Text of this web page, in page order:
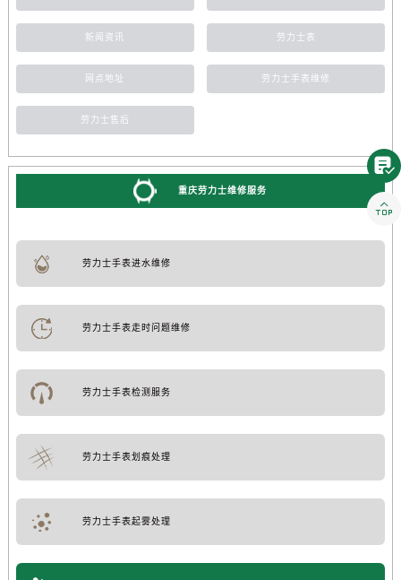
新闻资讯 劳力士表
网点地址 劳力士手表维修
劳力士售后
重庆劳力士维修服务
劳力士手表进水维修
劳力士手表走时问题维修
劳力士手表检测服务
劳力士手表划痕处理
劳力士手表起雾处理

